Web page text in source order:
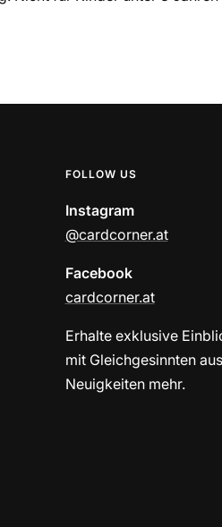
FOLLOW US
Instagram
@cardcorner.at
Facebook
cardcorner.at
Erhalte exklusive
mit Gleichgesinnten
Neuigkeiten mehr.